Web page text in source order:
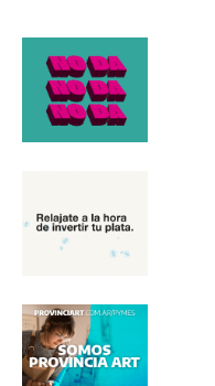
Nombre
Número de teléfono